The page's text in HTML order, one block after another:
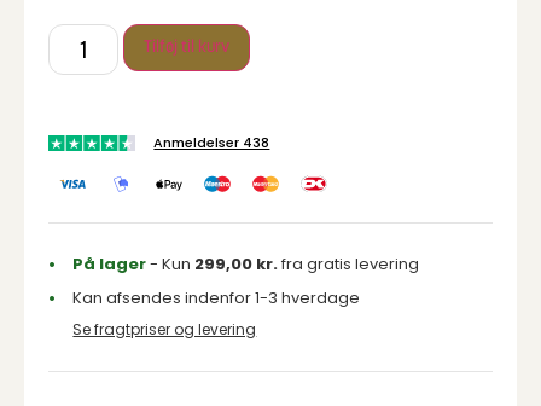
Tilføj til kurv
Anmeldelser 438
På lager- Kun 299,00 kr.fra gratis levering
Kan afsendes indenfor 1-3 hverdage
Se fragtpriser og levering